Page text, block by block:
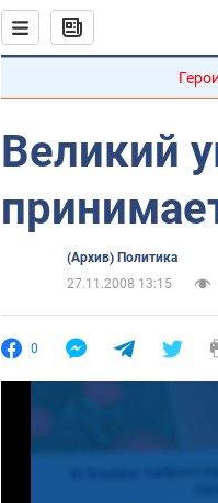
Великий
(Архив) Политика
27.11.2008 13:15
0